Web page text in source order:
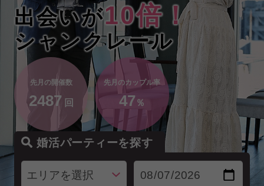
出会いが10倍！
シャンクレール
先月の開催数
2487 回
先月のカップル率
47 ％
婚活パーティーを探す